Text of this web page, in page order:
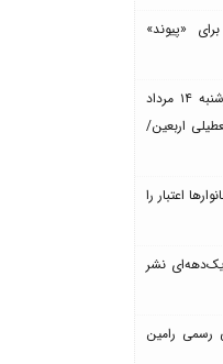
«پیوند»
قیمت طلا، سکه و دلار امروز چهارشنبه ۱۴ مرداد
اربعین/
اعتبار را
یک‌دهه‌ای نشر
رسمی رامین